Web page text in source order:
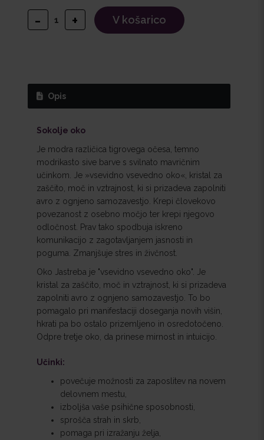
- 1 + V košarico
Opis
Sokolje oko
Je modra različica tigrovega očesa, temno
modrikasto sive barve s svilnato mavričnim
učinkom. Je »vsevidno vsevedno oko«, kristal za
zaščito, moč in vztrajnost, ki si prizadeva zapolniti
avro z ognjeno samozavestjo. Krepi človekovo
povezanost z osebno močjo ter krepi njegovo
odločnost. Prav tako spodbuja iskreno
komunikacijo z zagotavljanjem jasnosti in
poguma. Zmanjšuje stres in živčnost.
Oko Jastreba je "vsevidno vsevedno oko". Je
kristal za zaščito, moč in vztrajnost, ki si prizadeva
zapolniti avro z ognjeno samozavestjo. To bo
pomagalo pri manifestaciji doseganja novih višin,
hkrati pa bo ostalo prizemljeno in osredotočeno.
Odpre tretje oko, da prinese mirnost in intuicijo.
Učinki:
povečuje možnosti za zaposlitev na novem
delovnem mestu,
izboljša vaše psihične sposobnosti,
sprošča strah in skrb,
pomaga pri izražanju želja,